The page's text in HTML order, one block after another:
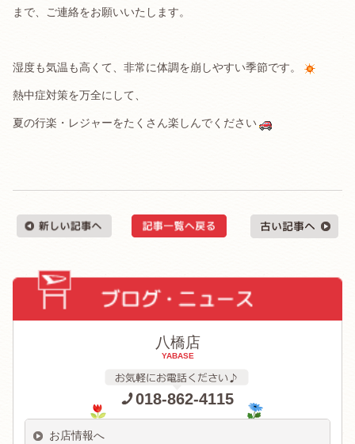
まで、ご連絡をお願いいたします。
湿度も気温も高くて、非常に体調を崩しやすい季節です。
熱中症対策を万全にして、
夏の行楽・レジャーをたくさん楽しんでください
八橋店
YABASE
018-862-4115
お店情報へ